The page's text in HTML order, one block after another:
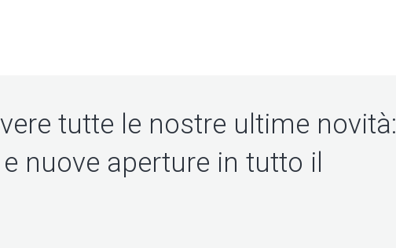
tutte le nostre ultime novità:
nuove aperture in tutto il